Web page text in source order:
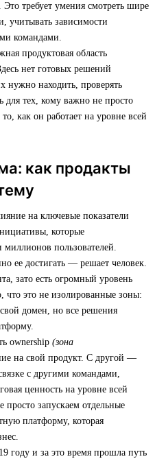
требует умения смотреть шире
учитывать зависимости
командами.
продуктовая область
нет готовых решений
находить, проверять
для тех, кому важно не просто
как он работает на уровне всей
как продакты
на ключевые показатели
которые
миллионов пользователей.
ее достигать — решает человек.
зато есть огромный уровень
что это не изолированные зоны:
домен, но все решения
ownership (зона
на свой продукт. С другой —
с другими командами,
ценность на уровне всей
просто запускаем отдельные
платформу, которая
году и за это время прошла путь